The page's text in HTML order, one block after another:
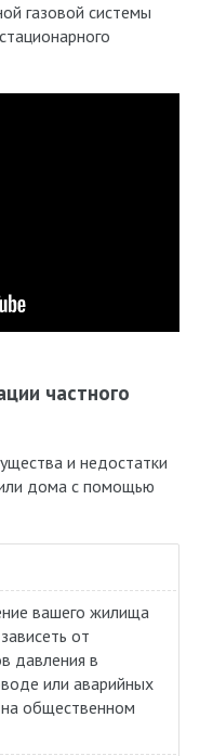
газовой системы
частного
и недостатки
дома с помощью
вашего жилища
от
давления в
или аварийных
на общественном